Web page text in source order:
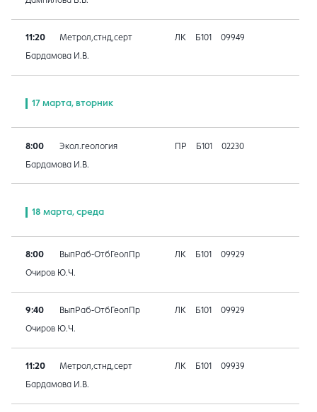
11:20 Метрол,стнд,серт ЛК Б101 09949
Бардамова И.В.
17 марта, вторник
8:00 Экол.геология ПР Б101 02230
Бардамова И.В.
18 марта, среда
8:00 ВыпРаб-ОтбГеолПр ЛК Б101 09929
Очиров Ю.Ч.
9:40 ВыпРаб-ОтбГеолПр ЛК Б101 09929
Очиров Ю.Ч.
11:20 Метрол,стнд,серт ЛК Б101 09939
Бардамова И.В.